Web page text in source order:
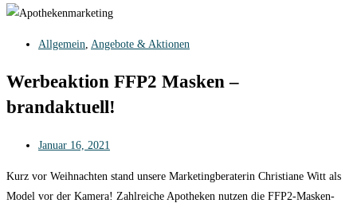
Allgemein, Angebote & Aktionen
Werbeaktion FFP2 Masken –
brandaktuell!
Januar 16, 2021
Kurz vor Weihnachten stand unsere Marketingberaterin Christiane Witt als
Model vor der Kamera! Zahlreiche Apotheken nutzen die FFP2-Masken-